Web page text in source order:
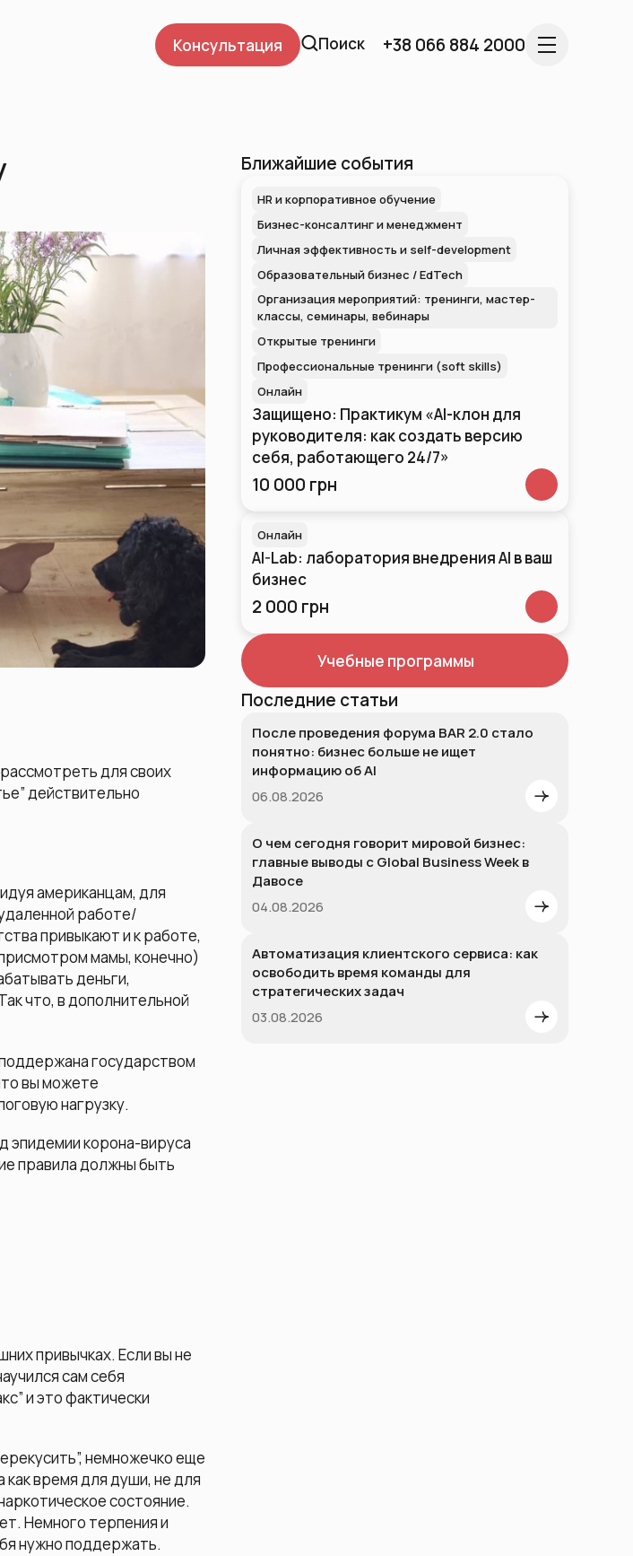
Консультация Поиск +38 066 884 2000
для своих
действительно
американцам, для
работе/
привыкают и к работе,
мамы, конечно)
деньги,
что, в дополнительной
государством
вы можете
нагрузку.
эпидемии корона-вируса
правила должны быть
привычках. Если вы не
сам себя
и это фактически
немножечко еще
время для души, не для
состояние.
Немного терпения и
нужно поддержать.
Ближайшие события
HR и корпоративное обучение
Бизнес-консалтинг и менеджмент
Личная эффективность и self-development
Образовательный бизнес / EdTech
Организация мероприятий: тренинги, мастер-
классы, семинары, вебинары
Открытые тренинги
Профессиональные тренинги (soft skills)
Онлайн
Защищено: Практикум «AI-клон для
руководителя: как создать версию
себя, работающего 24/7»
10 000 грн
Онлайн
AI-Lab: лаборатория внедрения AI в ваш
бизнес
2 000 грн
Учебные программы
Последние статьи
После проведения форума BAR 2.0 стало
понятно: бизнес больше не ищет
информацию об AI
06.08.2026
О чем сегодня говорит мировой бизнес:
главные выводы с Global Business Week в
Давосе
04.08.2026
Автоматизация клиентского сервиса: как
освободить время команды для
стратегических задач
03.08.2026